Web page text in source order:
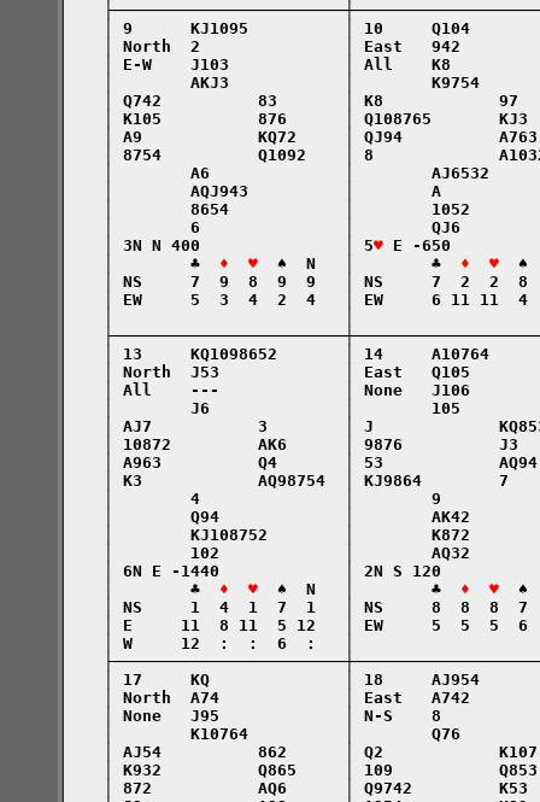
│ 9      KJ1095          │ 10     Q104
│ North  2               │ East   942
│ E-W    J103            │ All    K8
│        AKJ3            │        K9754
│ Q742          83       │ K8            97
│ K105          876      │ Q108765
│ A9            KQ72     │ QJ94
│ 8754          Q1092    │ 8
│        A6              │        AJ6532
│        AQJ943          │        A
│        8654            │        1052
│        6               │        QJ6
    │ 3N N 400               │ 5
♥ E -650
    │        ♣
♦  ♥
  ♠  N   │        ♣
♦  ♥
♠
│ NS     7  9  8  9  9   │ NS     7  2  2
│ EW     5  3  4  2  4   │ EW     6 11 11
│ 13     KQ1098652       │ 14     A10764
│ North  J53             │ East   Q105
│ All    ---             │ None   J106
│        J6              │        105
│ AJ7           3        │ J
│ 10872         AK6      │ 9876          J3
│ A963          Q4       │ 53
│ K3            AQ98754  │ KJ9864        7
│        4               │        9
│        Q94             │        AK42
│        KJ108752        │        K872
│        102             │        AQ32
│ 6N E -1440             │ 2N S 120
    │        ♣
♦  ♥
  ♠  N   │        ♣
♦  ♥
♠
│ NS     1  4  1  7  1   │ NS     8  8  8
│ E     11  8 11  5 12   │ EW     5  5  5
│ W     12  :  :  6  :   │
│ 17     KQ              │ 18     AJ954
│ North  A74             │ East   A742
│ None   J95             │ N-S    8
│        K10764          │        Q76
│ AJ54          862      │ Q2
│ K932          Q865     │ 109
│ 872           AQ6      │ Q9742